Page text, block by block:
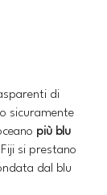
di
sicuramente
più blu
si prestano
dal blu